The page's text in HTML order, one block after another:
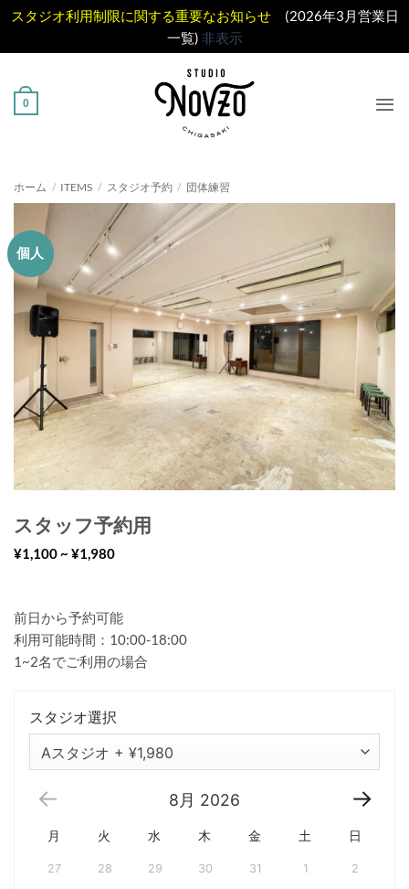
スタジオ利用制限に関する重要なお知らせ
(2026年3月営業日
一覧) 非表示
content
0
ホーム / ITEMS / スタジオ予約 / 団体練習
個人
スタッフ予約用
¥1,100 ~ ¥1,980
前日から予約可能
利用可能時間：10:00-18:00
1~2名でご利用の場合
スタジオ選択
Aスタジオ + ¥1,980
8月 2026
月 火 水 木 金 土 日
27 28 29 30 31 1 2